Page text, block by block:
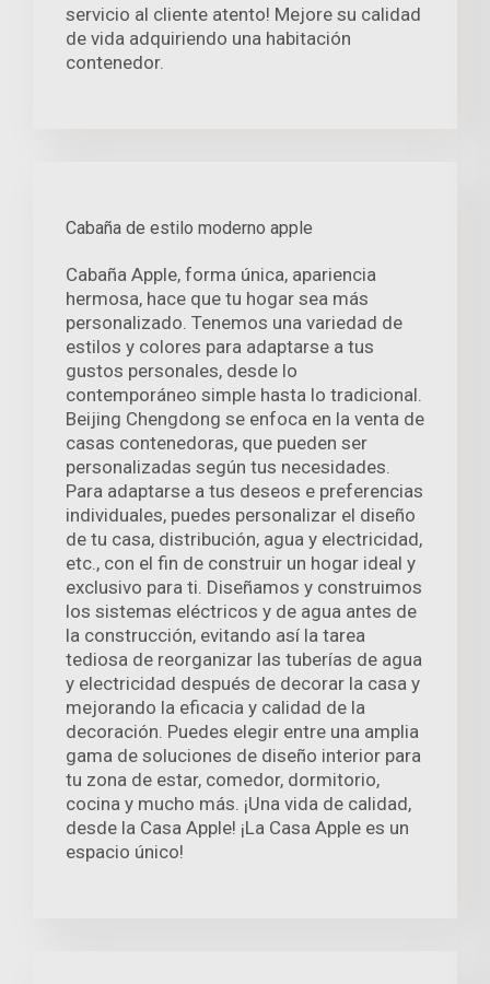
servicio al cliente atento! Mejore su calidad
de vida adquiriendo una habitación
contenedor.
Cabaña de estilo moderno apple
Cabaña Apple, forma única, apariencia
hermosa, hace que tu hogar sea más
personalizado. Tenemos una variedad de
estilos y colores para adaptarse a tus
gustos personales, desde lo
contemporáneo simple hasta lo tradicional.
Beijing Chengdong se enfoca en la venta de
casas contenedoras, que pueden ser
personalizadas según tus necesidades.
Para adaptarse a tus deseos e preferencias
individuales, puedes personalizar el diseño
de tu casa, distribución, agua y electricidad,
etc., con el fin de construir un hogar ideal y
exclusivo para ti. Diseñamos y construimos
los sistemas eléctricos y de agua antes de
la construcción, evitando así la tarea
tediosa de reorganizar las tuberías de agua
y electricidad después de decorar la casa y
mejorando la eficacia y calidad de la
decoración. Puedes elegir entre una amplia
gama de soluciones de diseño interior para
tu zona de estar, comedor, dormitorio,
cocina y mucho más. ¡Una vida de calidad,
desde la Casa Apple! ¡La Casa Apple es un
espacio único!